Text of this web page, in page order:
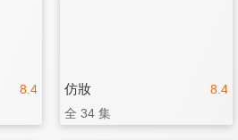
8.4 8.4
仿妝
全 34 集